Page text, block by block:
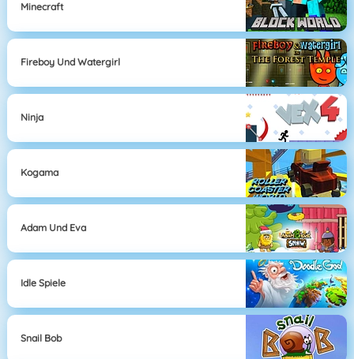
Minecraft
Fireboy Und Watergirl
Ninja
Kogama
Adam Und Eva
Idle Spiele
Snail Bob